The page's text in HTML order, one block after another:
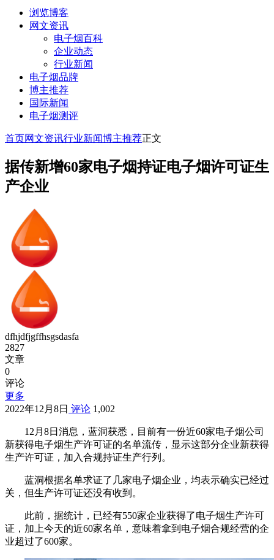
浏览博客
网文资讯
电子烟百科
企业动态
行业新闻
电子烟品牌
博主推荐
国际新闻
电子烟测评
首页网文资讯行业新闻博主推荐正文
据传新增60家电子烟持证电子烟许可证生
产企业
dfhjdfjgffhsgsdasfa
2827
文章
0
评论
更多
2022年12月8日 评论 1,002
12月8日消息，蓝洞获悉，目前有一份近60家电子烟公司
新获得电子烟生产许可证的名单流传，显示这部分企业新获得
生产许可证，加入合规持证生产行列。
蓝洞根据名单求证了几家电子烟企业，均表示确实已经过
关，但生产许可证还没有收到。
此前，据统计，已经有550家企业获得了电子烟生产许可
证，加上今天的近60家名单，意味着拿到电子烟合规经营的企
业超过了600家。